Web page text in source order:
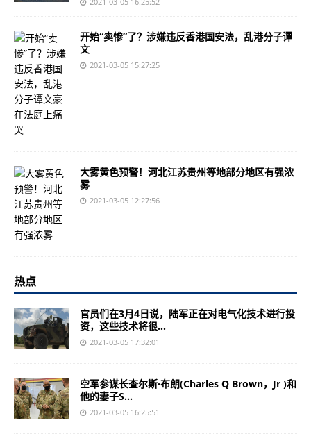
开始“卖惨”了？涉嫌违反香港国安法，乱港分子谭
文
2021-03-05 15:27:25
大雾黄色预警！河北江苏贵州等地部分地区有强浓
雾
2021-03-05 12:27:56
热点
官员们在3月4日说，陆军正在对电气化技术进行投
资，这些技术将很...
2021-03-05 17:32:01
空军参谋长查尔斯·布朗(Charles Q Brown，Jr )和
他的妻子S...
2021-03-05 16:25:51